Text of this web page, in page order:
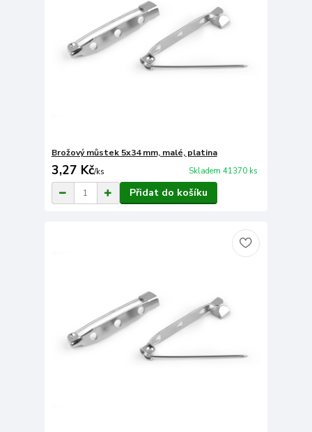
Brožový můstek 5x34 mm, malé, platina
3,27 Kč/ks Skladem 41370 ks
Přidat do košíku